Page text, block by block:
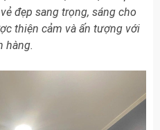
đẹp sang trọng, sáng cho
thiện cảm và ấn tượng với
hàng.